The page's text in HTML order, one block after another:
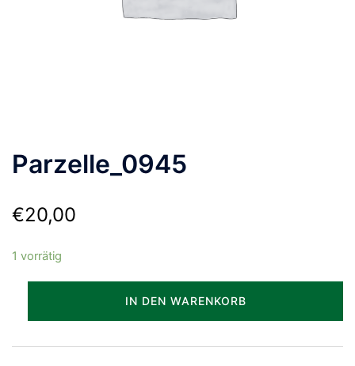
Parzelle_0945
€20,00
1 vorrätig
IN DEN WARENKORB